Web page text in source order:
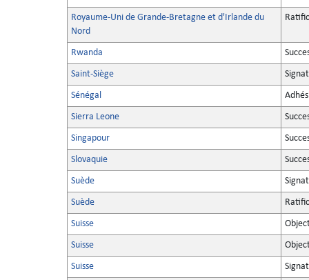
Royaume-Uni de Grande-Bretagne et d'Irlande du
Nord
Rwanda
Saint-Siège
Sénégal
Sierra Leone
Singapour
Slovaquie
Suède
Suède
Suisse
Suisse
Suisse